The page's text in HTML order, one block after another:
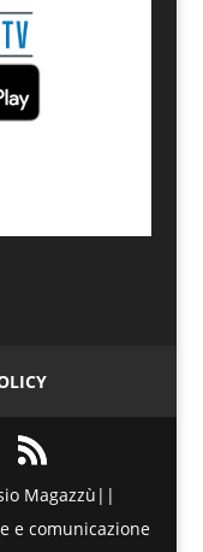
Magazzù||
e comunicazione